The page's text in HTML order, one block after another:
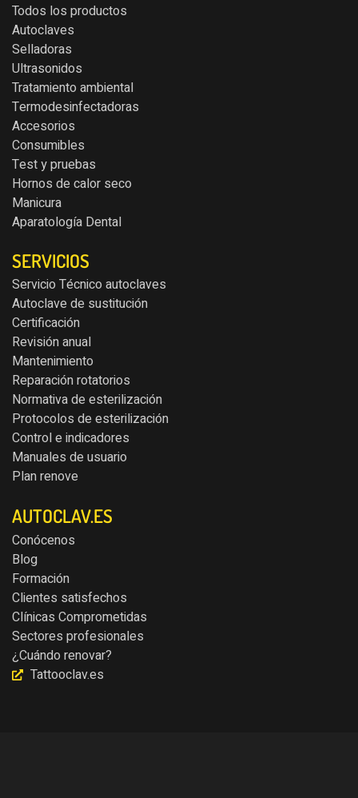
Todos los productos
Autoclaves
Selladoras
Ultrasonidos
Tratamiento ambiental
Termodesinfectadoras
Accesorios
Consumibles
Test y pruebas
Hornos de calor seco
Manicura
Aparatología Dental
SERVICIOS
Servicio Técnico autoclaves
Autoclave de sustitución
Certificación
Revisión anual
Mantenimiento
Reparación rotatorios
Normativa de esterilización
Protocolos de esterilización
Control e indicadores
Manuales de usuario
Plan renove
AUTOCLAV.ES
Conócenos
Blog
Formación
Clientes satisfechos
Clínicas Comprometidas
Sectores profesionales
¿Cuándo renovar?
Tattooclav.es